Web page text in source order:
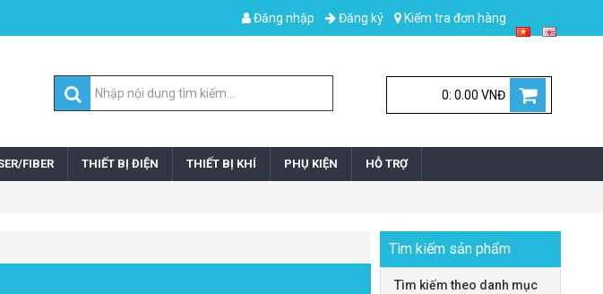
Kiểm tra đơn hàng
Đăng ký
Đăng nhập
0: 0.00 VNĐ
FIBER THIẾT BỊ ĐIỆN THIẾT BỊ KHÍ PHỤ KIỆN HỖ TRỢ
Tìm kiếm sản phẩm
Tìm kiếm theo danh mục